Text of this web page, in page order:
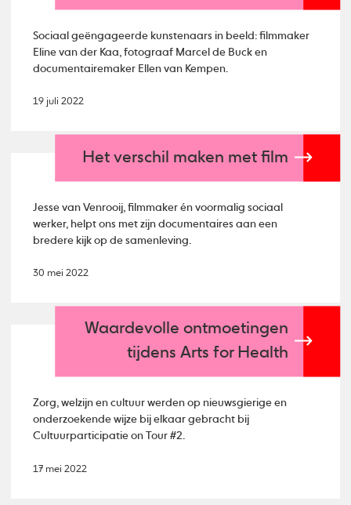
Sociaal geëngageerde kunstenaars in beeld: filmmaker
Eline van der Kaa, fotograaf Marcel de Buck en
documentairemaker Ellen van Kempen.
19 juli 2022
Het verschil maken met film
Jesse van Venrooij, filmmaker én voormalig sociaal
werker, helpt ons met zijn documentaires aan een
bredere kijk op de samenleving.
30 mei 2022
Waardevolle ontmoetingen
tijdens Arts for Health
Zorg, welzijn en cultuur werden op nieuwsgierige en
onderzoekende wijze bij elkaar gebracht bij
Cultuurparticipatie on Tour #2.
17 mei 2022